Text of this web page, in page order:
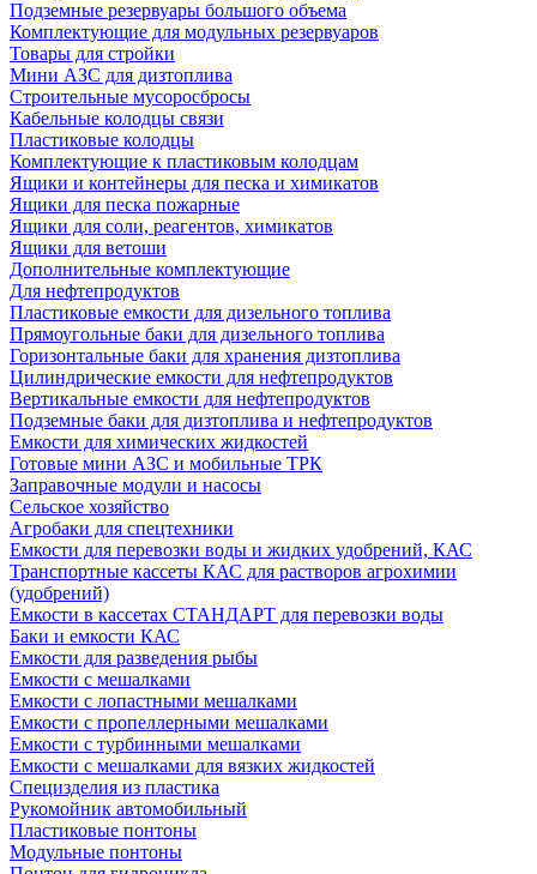
Подземные резервуары большого объема
Комплектующие для модульных резервуаров
Товары для стройки
Мини АЗС для дизтоплива
Строительные мусоросбросы
Кабельные колодцы связи
Пластиковые колодцы
Комплектующие к пластиковым колодцам
Ящики и контейнеры для песка и химикатов
Ящики для песка пожарные
Ящики для соли, реагентов, химикатов
Ящики для ветоши
Дополнительные комплектующие
Для нефтепродуктов
Пластиковые емкости для дизельного топлива
Прямоугольные баки для дизельного топлива
Горизонтальные баки для хранения дизтоплива
Цилиндрические емкости для нефтепродуктов
Вертикальные емкости для нефтепродуктов
Подземные баки для дизтоплива и нефтепродуктов
Емкости для химических жидкостей
Готовые мини АЗС и мобильные ТРК
Заправочные модули и насосы
Сельское хозяйство
Агробаки для спецтехники
Емкости для перевозки воды и жидких удобрений, КАС
Транспортные кассеты КАС для растворов агрохимии
(удобрений)
Емкости в кассетах СТАНДАРТ для перевозки воды
Баки и емкости КАС
Емкости для разведения рыбы
Емкости с мешалками
Емкости с лопастными мешалками
Емкости с пропеллерными мешалками
Емкости с турбинными мешалками
Емкости с мешалками для вязких жидкостей
Специзделия из пластика
Рукомойник автомобильный
Пластиковые понтоны
Модульные понтоны